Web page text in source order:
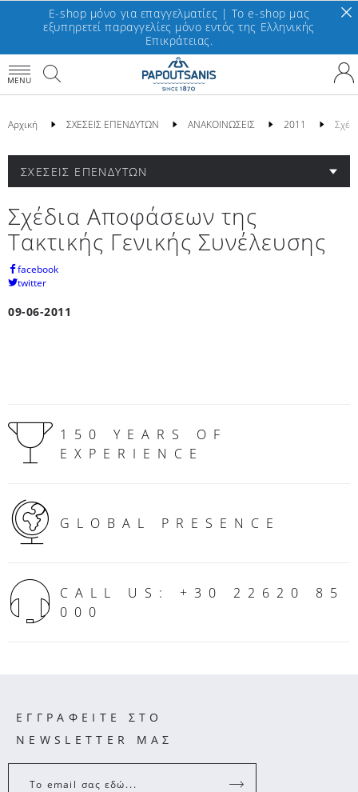
E-shop μόνο για επαγγελματίες | To e-shop μας
εξυπηρετεί παραγγελίες μόνο εντός της Ελληνικής
Επικράτειας.
MENU
Αρχική ΣΧΕΣΕΙΣ ΕΠΕΝΔΥΤΩΝ ΑΝΑΚΟΙΝΩΣΕΙΣ 2011
ΣΧΕΣΕΙΣ ΕΠΕΝΔΥΤΩΝ
Σχέδια Αποφάσεων της
Τακτικής Γενικής Συνέλευσης
facebook
twitter
09-06-2011
150 YEARS OF
EXPERIENCE
GLOBAL PRESENCE
CALL US: +30 22620 85
000
ΕΓΓΡΑΦΕΙΤΕ ΣΤΟ
NEWSLETTER ΜΑΣ
Το email σας εδώ...